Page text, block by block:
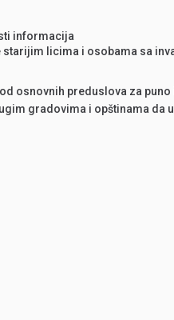
informacija
licima i osobama sa
osnovnih preduslova za puno
gradovima i opštinama da